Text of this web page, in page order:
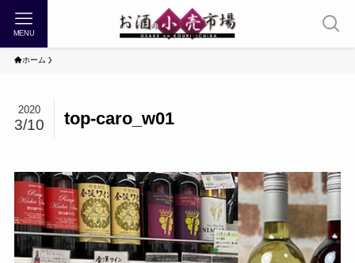
MENU
ホーム
top-caro_w01
2020
3/10